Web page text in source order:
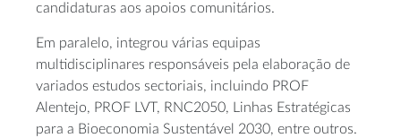
candidaturas aos apoios comunitários.
Em paralelo, integrou várias equipas
multidisciplinares responsáveis pela elaboração de
variados estudos sectoriais, incluindo PROF
Alentejo, PROF LVT, RNC2050, Linhas Estratégicas
para a Bioeconomia Sustentável 2030, entre outros.